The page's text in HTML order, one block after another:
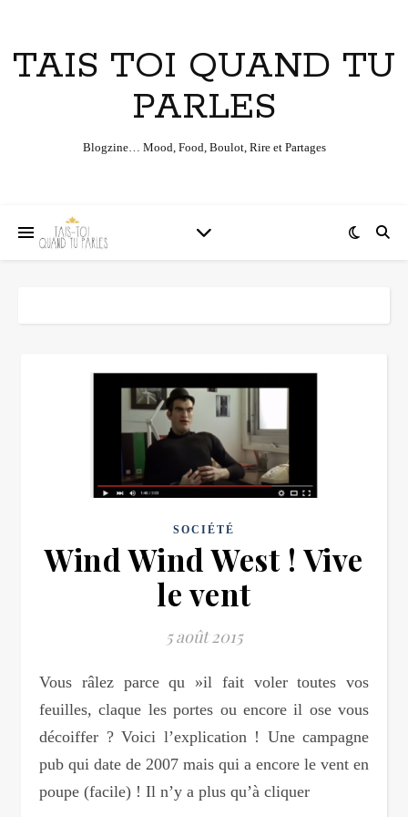
TAIS TOI QUAND TU
PARLES
Blogzine… Mood, Food, Boulot, Rire et Partages
SOCIÉTÉ
Wind Wind West ! Vive
le vent
5 août 2015
Vous râlez parce qu »il fait voler toutes vos
feuilles, claque les portes ou encore il ose vous
décoiffer ? Voici l’explication ! Une campagne
pub qui date de 2007 mais qui a encore le vent en
poupe (facile) ! Il n’y a plus qu’à cliquer